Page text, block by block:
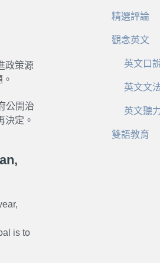
政策源
公開治
決定。
is to
精選評論
觀念英文
英文口
英文文
英文聽
雙語教育